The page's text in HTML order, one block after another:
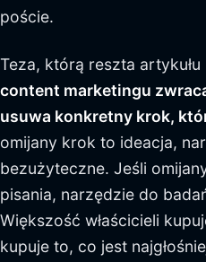
poście.
Teza, którą reszta artykułu
content marketingu
usuwa konkretny krok,
omijany krok to ideacja,
bezużyteczne. Jeśli
pisania, narzędzie do
Większość właścicieli
kupuje to, co jest